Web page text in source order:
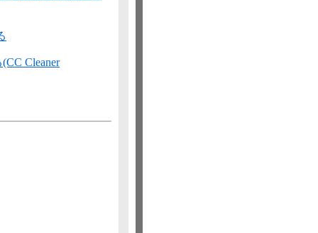
Cleaner